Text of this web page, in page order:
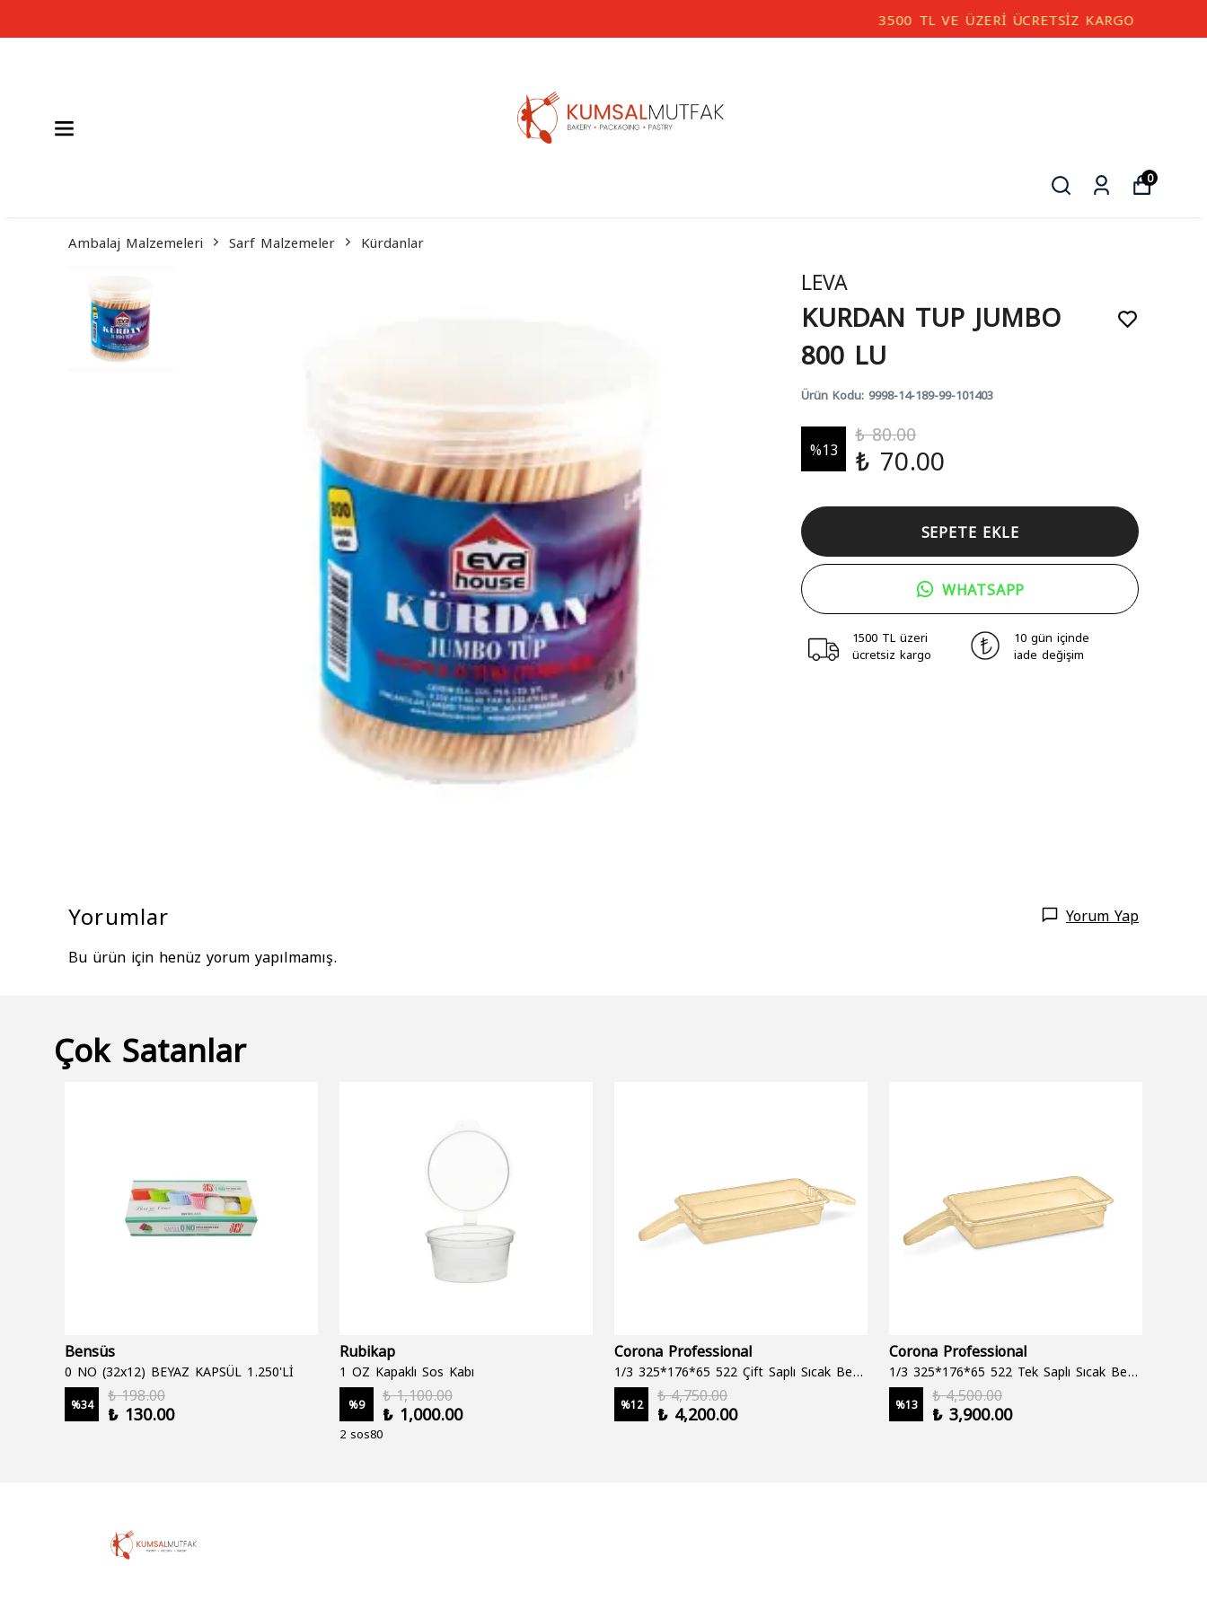
0
Ambalaj Malzemeleri Sarf Malzemeler Kürdanlar
LEVA
KURDAN TUP JUMBO
800 LU
Ürün Kodu: 9998-14-189-99-101403
%13
₺ 80.00
₺ 70.00
SEPETE EKLE
WHATSAPP
1500 TL üzeri
ücretsiz kargo
10 gün içinde
iade değişim
Yorumlar Yorum Yap
Bu ürün için henüz yorum yapılmamış.
Çok Satanlar
Bensüs
0 NO (32x12) BEYAZ KAPSÜL 1.250'Lİ
%34
₺ 198.00
₺ 130.00
Rubikap
1 OZ Kapaklı Sos Kabı
%9
₺ 1,100.00
₺ 1,000.00
2 sos80
Corona Professional
1/3 325*176*65 522 Çift Saplı Sıcak Bekletme Tepsisi
%12
₺ 4,750.00
₺ 4,200.00
Corona Professional
1/3 325*176*65 522 Tek Saplı Sıcak Bekletme Tepsisi
%13
₺ 4,500.00
₺ 3,900.00